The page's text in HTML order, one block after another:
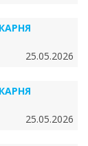
25.05.2026
25.05.2026